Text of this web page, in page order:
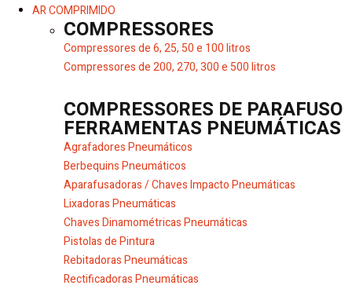
AR COMPRIMIDO
COMPRESSORES
Compressores de 6, 25, 50 e 100 litros
Compressores de 200, 270, 300 e 500 litros
COMPRESSORES DE PARAFUSO
FERRAMENTAS PNEUMÁTICAS
Agrafadores Pneumáticos
Berbequins Pneumáticos
Aparafusadoras / Chaves Impacto Pneumáticas
Lixadoras Pneumáticas
Chaves Dinamométricas Pneumáticas
Pistolas de Pintura
Rebitadoras Pneumáticas
Rectificadoras Pneumáticas